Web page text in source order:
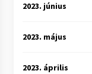
2023. június
2023. május
2023. április